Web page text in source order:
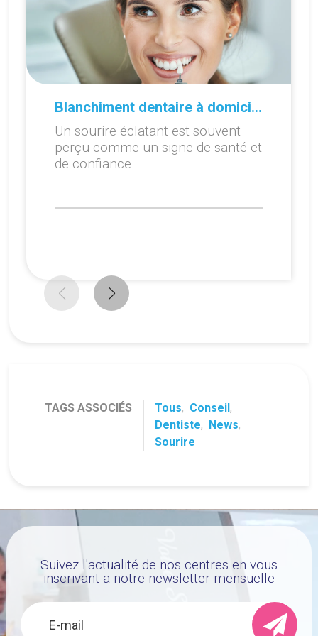
Blanchiment dentaire à domicile ou en cabinet : que choisir ?
Un sourire éclatant est souvent
perçu comme un signe de santé et
de confiance.
TAGS ASSOCIÉS Tous, Conseil ,
Dentiste, News,
Sourire
Suivez l'actualité de nos centres en vous
inscrivant a notre newsletter mensuelle